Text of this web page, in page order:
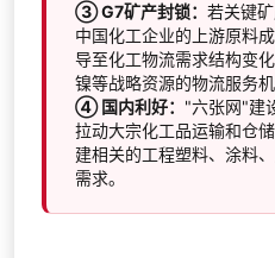
③ G7矿产封锁：若关键
中国化工企业的上游原料
导至化工物流需求结构变
镍等战略资源的物流服务机
④ 国内利好： "六张网"建
拉动大宗化工品运输和仓
建相关的工程塑料、涂料
需求。